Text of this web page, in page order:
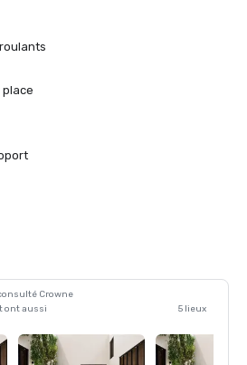
Crowne
ont aussi
5 lieux